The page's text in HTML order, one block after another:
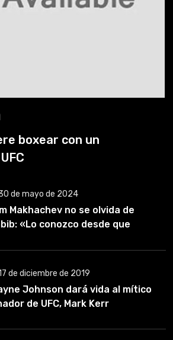
boxear con un
de mayo de 2024
Makhachev no se olvida de
«Lo conozco desde que
en mi carrera»
de diciembre de 2019
Johnson dará vida al mítico
de UFC, Mark Kerr